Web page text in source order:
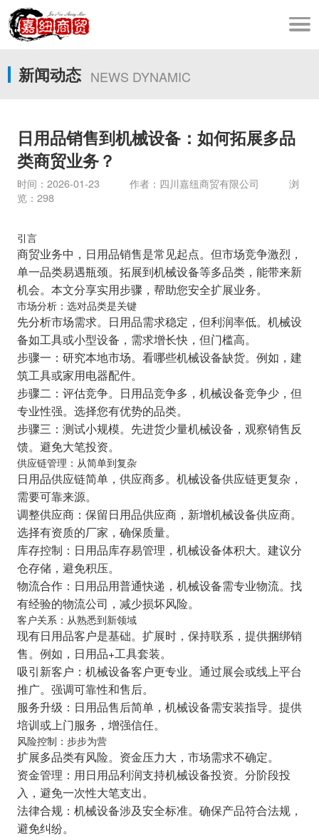
新闻动态 NEWS DYNAMIC
日用品销售到机械设备：如何拓展多品
类商贸业务？
时间：2026-01-23 作者：四川嘉纽商贸有限公司 浏
览：298
引言
商贸业务中，日用品销售是常见起点。但市场竞争激烈，
单一品类易遇瓶颈。拓展到机械设备等多品类，能带来新
机会。本文分享实用步骤，帮助您安全扩展业务。
市场分析：选对品类是关键
先分析市场需求。日用品需求稳定，但利润率低。机械设
备如工具或小型设备，需求增长快，但门槛高。
步骤一：研究本地市场。看哪些机械设备缺货。例如，建
筑工具或家用电器配件。
步骤二：评估竞争。日用品竞争多，机械设备竞争少，但
专业性强。选择您有优势的品类。
步骤三：测试小规模。先进货少量机械设备，观察销售反
馈。避免大笔投资。
供应链管理：从简单到复杂
日用品供应链简单，供应商多。机械设备供应链更复杂，
需要可靠来源。
调整供应商：保留日用品供应商，新增机械设备供应商。
选择有资质的厂家，确保质量。
库存控制：日用品库存易管理，机械设备体积大。建议分
仓存储，避免积压。
物流合作：日用品用普通快递，机械设备需专业物流。找
有经验的物流公司，减少损坏风险。
客户关系：从熟悉到新领域
现有日用品客户是基础。扩展时，保持联系，提供捆绑销
售。例如，日用品+工具套装。
吸引新客户：机械设备客户更专业。通过展会或线上平台
推广。强调可靠性和售后。
服务升级：日用品售后简单，机械设备需安装指导。提供
培训或上门服务，增强信任。
风险控制：步步为营
扩展多品类有风险。资金压力大，市场需求不确定。
资金管理：用日用品利润支持机械设备投资。分阶段投
入，避免一次性大笔支出。
法律合规：机械设备涉及安全标准。确保产品符合法规，
避免纠纷。